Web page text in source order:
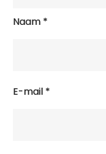
Naam *
E-mail *